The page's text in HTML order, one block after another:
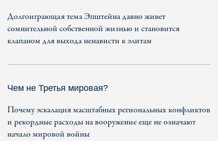
Долгоиграющая тема Эпштейна давно живет
сомнительной собственной жизнью и становится
клапаном для выхода ненависти к элитам
Чем не Третья мировая?
Почему эскалация масштабных региональных конфликтов
и рекордные расходы на вооружение еще не означают
начало мировой войны